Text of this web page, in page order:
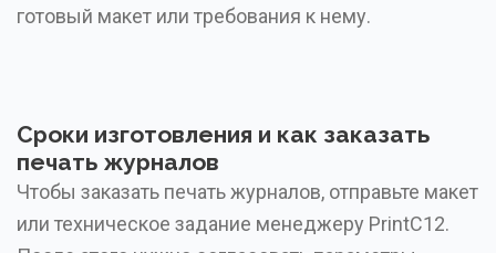
готовый макет или требования к нему.
Сроки изготовления и как заказать
печать журналов
Чтобы заказать печать журналов, отправьте макет
или техническое задание менеджеру PrintC12.